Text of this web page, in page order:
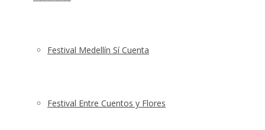
Festival Medellín Sí Cuenta
Festival Entre Cuentos y Flores